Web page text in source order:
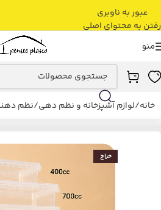
عبور به ناوبری
رفتن به محتوای اصلی
منو
خانه/لوازم آشپزخانه و نظم دهی/نظم
حراج